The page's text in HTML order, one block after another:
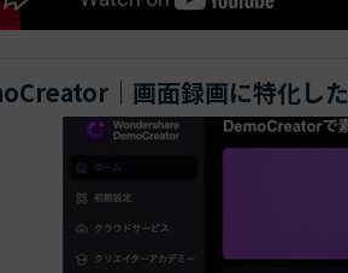
｜画面録画に特化し